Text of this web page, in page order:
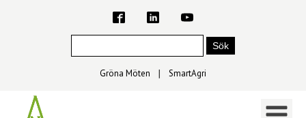
Gröna Möten ∣ SmartAgri